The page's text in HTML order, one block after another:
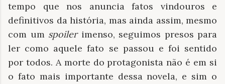
tempo que nos anuncia fatos vindouros e
definitivos da história, mas ainda assim, mesmo
com um spoilerimenso, seguimos presos para
ler como aquele fato se passou e foi sentido
por todos. A morte do protagonista não é em si
o fato mais importante dessa novela, e sim o